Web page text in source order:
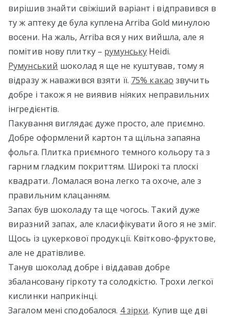
вирішив знайти свіжіший варіант і відправився в
ту ж аптеку де була куплена Arriba Gold минулою
восени. На жаль, Arriba вся у них вийшла, але я
помітив нову плитку – румунську Heidi.
Румунський шоколад я ще не куштував, тому я
відразу ж наважився взяти її. 75% какао звучить
добре і також я не виявив ніяких неправильних
інгредієнтів.
Пакування виглядає дуже просто, але приємно.
Добре оформлений картон та щільна запаяна
фольга. Плитка приємного темного кольору та з
гарним гладким покриттям. Широкі та плоскі
квадрати. Ломалася вона легко та охоче, але з
правильним клацанням.
Запах був шоколаду та ще чогось. Такий дуже
виразний запах, але класифікувати його я не зміг.
Щось із цукеркової продукції. Квітково-фруктове,
але не дратівливе.
Танув шоколад добре і віддавав добре
збалансовану гіркоту та солодкістю. Трохи легкої
кислинки наприкінці.
Загалом мені сподобалося. 4 зірки. Купив ще дві